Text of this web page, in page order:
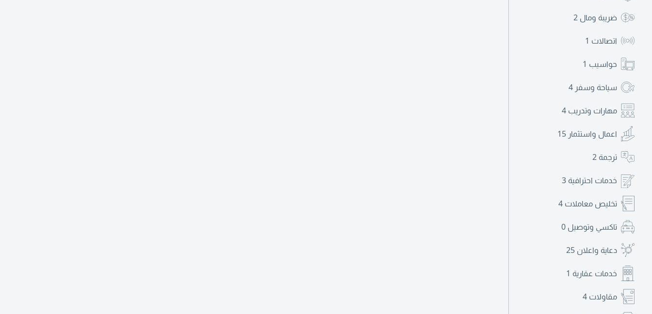
ضريبة ومال 2
اتصالات 1
حواسيب 1
سياحة وسفر 4
مهارات وتدريب 4
اعمال واستثمار 15
ترجمة 2
خدمات احترافية 3
تخليص معاملات 4
تاكسي وتوصيل 0
دعاية واعلان 25
خدمات عقارية 1
مقاولات 4